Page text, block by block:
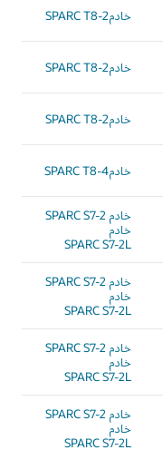
خادمSPARC T8-2
خادمSPARC T8-2
خادمSPARC T8-2
خادمSPARC T8-4
خادم SPARC S7-2
خادم
SPARC S7-2L
خادم SPARC S7-2
خادم
SPARC S7-2L
خادم SPARC S7-2
خادم
SPARC S7-2L
خادم SPARC S7-2
خادم
SPARC S7-2L